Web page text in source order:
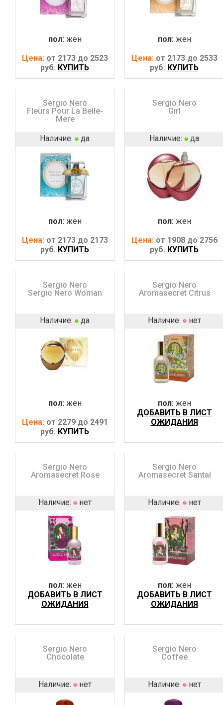
пол: жен
Цена: от 2173 до 2523
руб. КУПИТЬ
пол: жен
Цена: от 2173 до 2533
руб. КУПИТЬ
Sergio Nero
Fleurs Pour La Belle-
Mere
Наличие: да
пол: жен
Цена: от 2173 до 2173
руб. КУПИТЬ
Sergio Nero
Girl
Наличие: да
пол: жен
Цена: от 1908 до 2756
руб. КУПИТЬ
Sergio Nero
Sergio Nero Woman
Наличие: да
пол: жен
Цена: от 2279 до 2491
руб. КУПИТЬ
Sergio Nero
Aromasecret Citrus
Наличие: нет
пол: жен
ДОБАВИТЬ В ЛИСТ
ОЖИДАНИЯ
Sergio Nero
Aromasecret Rose
Наличие: нет
пол: жен
ДОБАВИТЬ В ЛИСТ
ОЖИДАНИЯ
Sergio Nero
Aromasecret Santal
Наличие: нет
пол: жен
ДОБАВИТЬ В ЛИСТ
ОЖИДАНИЯ
Sergio Nero
Chocolate
Наличие: нет
Sergio Nero
Coffee
Наличие: нет